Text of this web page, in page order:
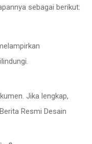
sebagai berikut:
Jika lengkap,
Resmi Desain